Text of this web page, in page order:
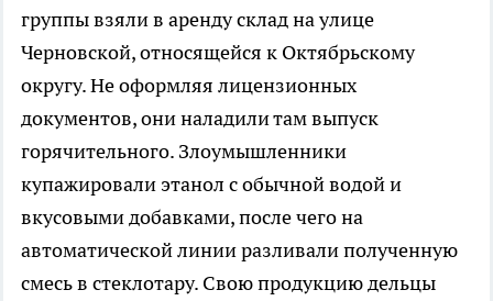
группы взяли в аренду склад на улице
Черновской, относящейся к Октябрьскому
округу. Не оформляя лицензионных
документов, они наладили там выпуск
горячительного. Злоумышленники
купажировали этанол с обычной водой и
вкусовыми добавками, после чего на
автоматической линии разливали полученную
смесь в стеклотару. Свою продукцию дельцы